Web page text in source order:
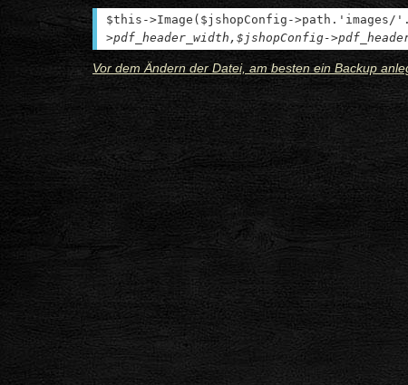
$this->Image($jshopConfig->path.'images/
>pdf_header_width,$jshopConfig-
Vor dem Ändern der Datei, am besten ein Backup